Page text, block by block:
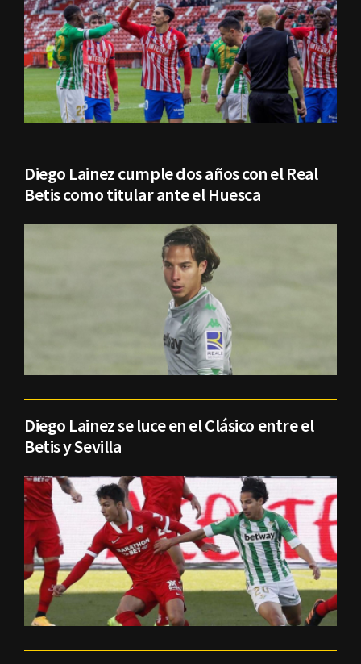
Diego Lainez cumple dos años con el Real
Betis como titular ante el Huesca
Diego Lainez se luce en el Clásico entre el
Betis y Sevilla